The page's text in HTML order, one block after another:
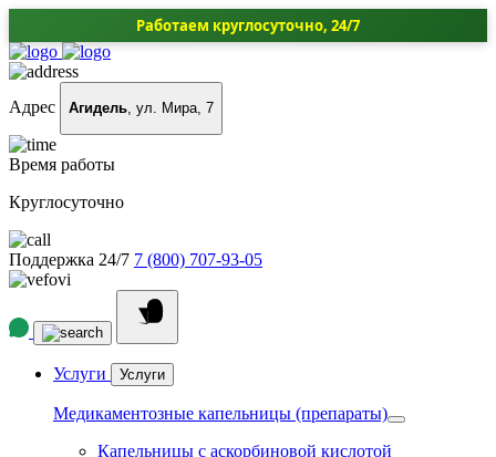
Работаем круглосуточно, 24/7
Адрес Агидель, ул. Мира, 7
Время работы
Круглосуточно
Поддержка 24/7 7 (800) 707-93-05
Услуги Услуги
Медикаментозные капельницы (препараты)
Капельницы с аскорбиновой кислотой